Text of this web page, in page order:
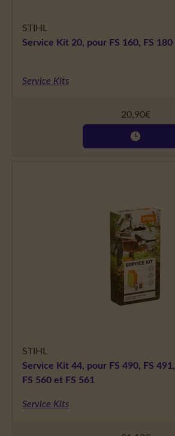
STIHL
Service Kit 20, pour FS 160, FS 180
Service Kits
20,90€
STIHL
Service Kit 44, pour FS 490, FS
FS 560 et FS 561
Service Kits